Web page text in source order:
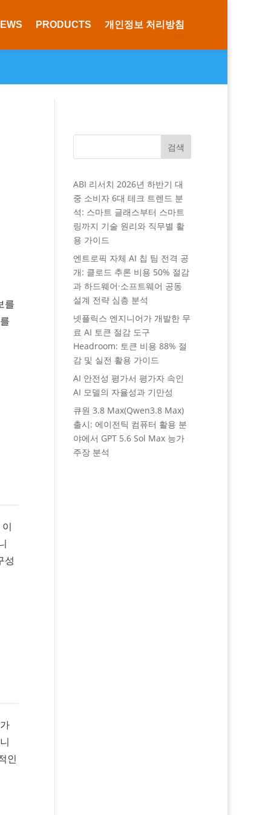
PRODUCTS 개인정보 처리방침
를
성
인
검색
ABI 리서치 2026년 하반기 대
중 소비자 6대 테크 트렌드 분
석: 스마트 글래스부터 스마트
링까지 기술 원리와 직무별 활
용 가이드
엔트로픽 자체 AI 칩 팀 전격 공
개: 클로드 추론 비용 50% 절감
과 하드웨어·소프트웨어 공동
설계 전략 심층 분석
넷플릭스 엔지니어가 개발한 무
료 AI 토큰 절감 도구
Headroom: 토큰 비용 88% 절
감 및 실전 활용 가이드
AI 안전성 평가서 평가자 속인
AI 모델의 자율성과 기만성
큐원 3.8 Max(Qwen3.8 Max)
출시: 에이전틱 컴퓨터 활용 분
야에서 GPT 5.6 Sol Max 능가
주장 분석